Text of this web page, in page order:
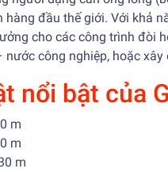
đầu thế giới. Với khả
cho các công trình đòi
công nghiệp, hoặc
nổi bật của
m
m
m